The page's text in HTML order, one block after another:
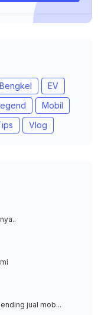
Bengkel
EV
Mobil
Vlog
jual mob...